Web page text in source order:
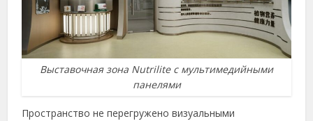
Выставочная зона Nutrilite с мультимедийными
панелями
Пространство не перегружено визуальными